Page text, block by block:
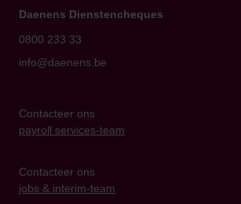
Daenens Dienstencheques
0800 233 33
info@daenens.be
Contacteer ons
payroll services-team
Contacteer ons
jobs & interim-team